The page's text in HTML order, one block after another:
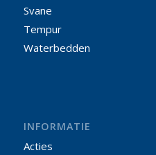
Svane
Tempur
Waterbedden
INFORMATIE
Acties